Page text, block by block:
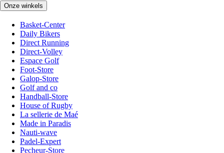
Onze winkels
Basket-Center
Daily Bikers
Direct Running
Direct-Volley
Espace Golf
Foot-Store
Galop-Store
Golf and co
Handball-Store
House of Rugby
La sellerie de Maé
Made in Paradis
Nauti-wave
Padel-Expert
Pecheur-Store